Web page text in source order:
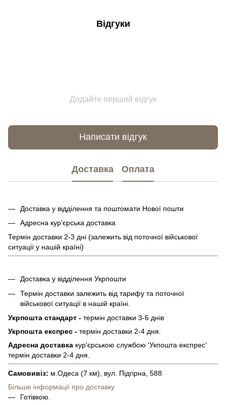
Відгуки
Додайте перший відгук
Написати відгук
Доставка Оплата
Доставка у відділення та поштомати Нової пошти
Адресна кур'єрська доставка
Термін доставки 2-3 дні (залежить від поточної військової
ситуації у нашій країні)
Доставка у відділення Укрпошти
Термін доставки залежить від тарифу та поточної
військової ситуації в нашій країні.
Укрпошта стандарт - термін доставки 3-6 днів
Укрпошта експрес - термін доставки 2-4 дня.
Адресна доставка кур'єрською службою 'Укпошта експрес'
термін доставки 2-4 дня.
Самовивіз: м.Одеса (7 км), вул. Підгірна, 588
Більше інформації про доставку
Готівкою.